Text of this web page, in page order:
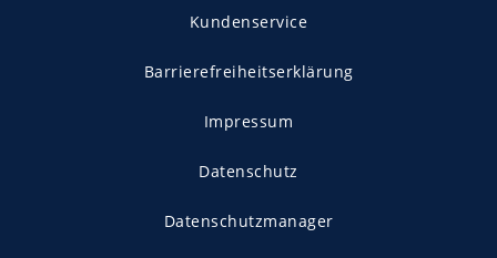
Kundenservice
Barrierefreiheitserklärung
Impressum
Datenschutz
Datenschutzmanager